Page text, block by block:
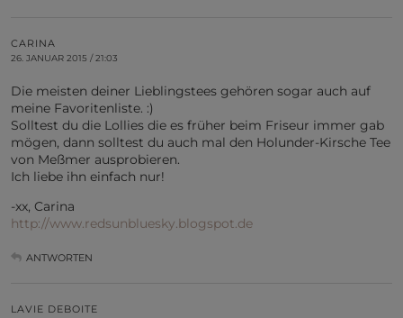
CARINA
26. JANUAR 2015 / 21:03
Die meisten deiner Lieblingstees gehören sogar auch auf
meine Favoritenliste. :)
Solltest du die Lollies die es früher beim Friseur immer gab
mögen, dann solltest du auch mal den Holunder-Kirsche Tee
von Meßmer ausprobieren.
Ich liebe ihn einfach nur!
-xx, Carina
http://www.redsunbluesky.blogspot.de
ANTWORTEN
LAVIE DEBOITE